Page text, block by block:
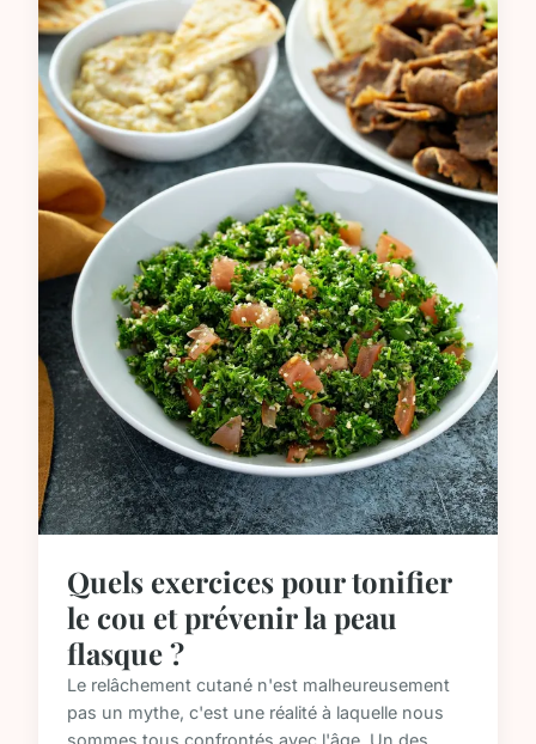
Quels exercices pour tonifier
le cou et prévenir la peau
flasque ?
Le relâchement cutané n'est malheureusement
pas un mythe, c'est une réalité à laquelle nous
sommes tous confrontés avec l'âge. Un des